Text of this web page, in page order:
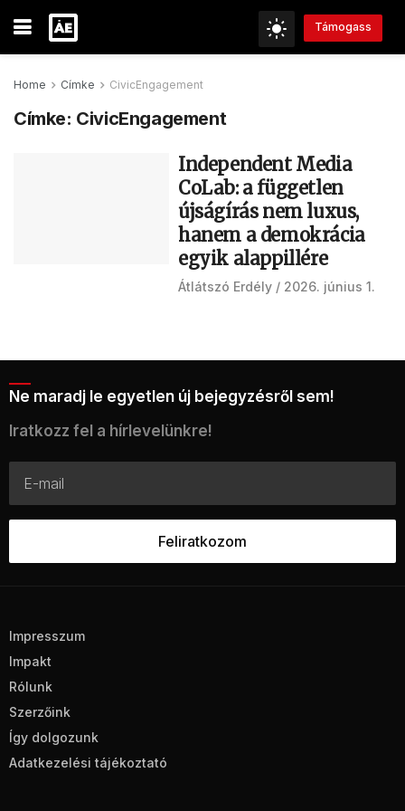
Támogass
Home Címke CivicEngagement
Címke: CivicEngagement
Independent Media
CoLab: a független
újságírás nem luxus,
hanem a demokrácia
egyik alappillére
Átlátszó Erdély 2026. június 1.
Ne maradj le egyetlen új bejegyzésről sem!
Iratkozz fel a hírlevelünkre!
Impresszum
Impakt
Rólunk
Szerzőink
Így dolgozunk
Adatkezelési tájékoztató